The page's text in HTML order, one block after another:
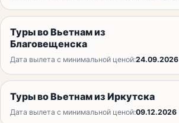
Туры во Вьетнам из
Благовещенска
Дата вылета с минимальной ценой:24.09.2026
Туры во Вьетнам из Иркутска
Дата вылета с минимальной ценой:09.12.2026